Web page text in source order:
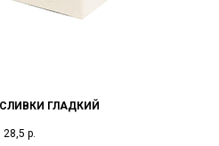
ГЛАДКИЙ
28,5 р.